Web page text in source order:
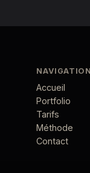
NAVIGATION
Accueil
Portfolio
Tarifs
Méthode
Contact